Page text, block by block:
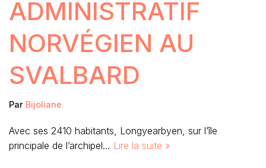
ADMINISTRATIF
NORVÉGIEN AU
SVALBARD
Par Bijoliane
Avec ses 2410 habitants, Longyearbyen, sur l’île
principale de l’archipel… Lire la suite »